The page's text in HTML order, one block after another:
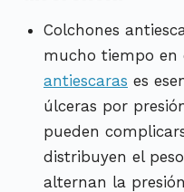
Colchones
mucho tiempo en
antiescaras es
úlceras por
pueden
distribuyen el
alternan la